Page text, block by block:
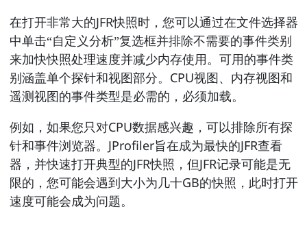
在打开非常大的JFR快照时，您可以通过在文件选择器
中单击“自定义分析”复选框并排除不需要的事件类别
来加快快照处理速度并减少内存使用。可用的事件类
别涵盖单个探针和视图部分。CPU视图、内存视图和
遥测视图的事件类型是必需的，必须加载。
例如，如果您只对CPU数据感兴趣，可以排除所有探
针和事件浏览器。JProfiler旨在成为最快的JFR查看
器，并快速打开典型的JFR快照，但JFR记录可能是无
限的，您可能会遇到大小为几十GB的快照，此时打开
速度可能会成为问题。